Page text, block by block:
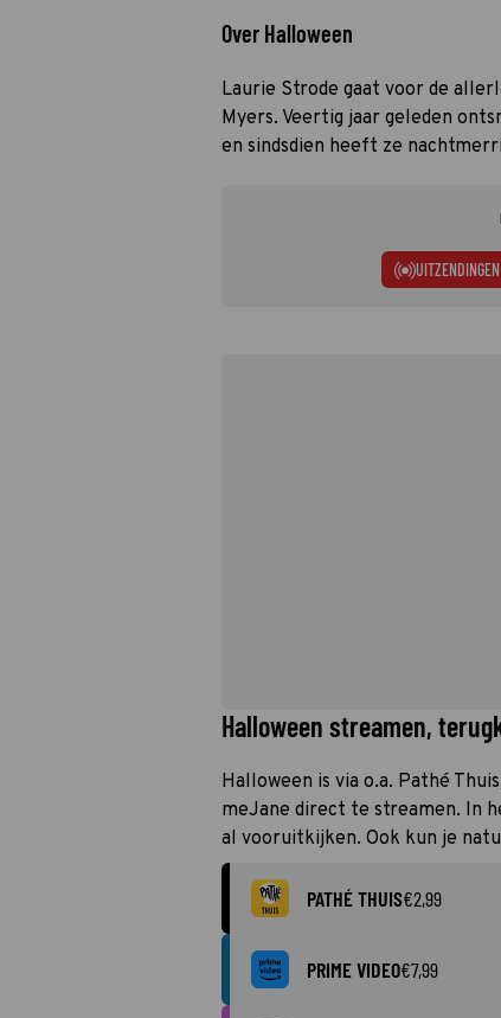
Over Halloween
Laurie Strode gaat voor de
Myers. Veertig jaar geleden
en sindsdien heeft ze
UITZENDINGEN
Halloween streamen,
Halloween is via o.a. Pathé
meJane direct te streamen. In
al vooruitkijken. Ook kun je
PATHÉ THUIS€2,99
PRIME VIDEO€7,99